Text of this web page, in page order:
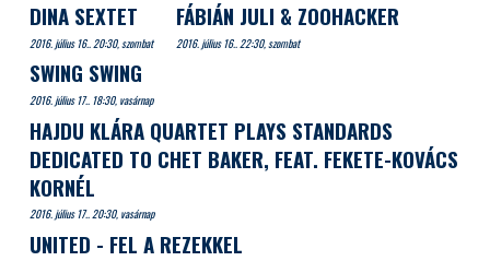
DINA SEXTET
2016. július 16.. 20:30, szombat
FÁBIÁN JULI & ZOOHACKER
2016. július 16.. 22:30, szombat
SWING SWING
2016. július 17.. 18:30, vasárnap
HAJDU KLÁRA QUARTET PLAYS STANDARDS
DEDICATED TO CHET BAKER, FEAT. FEKETE-KOVÁCS
KORNÉL
2016. július 17.. 20:30, vasárnap
UNITED - FEL A REZEKKEL